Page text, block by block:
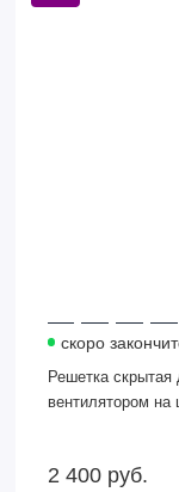
натяжного
скоро
Решетка скрытая
вентилятором
2 400 руб.